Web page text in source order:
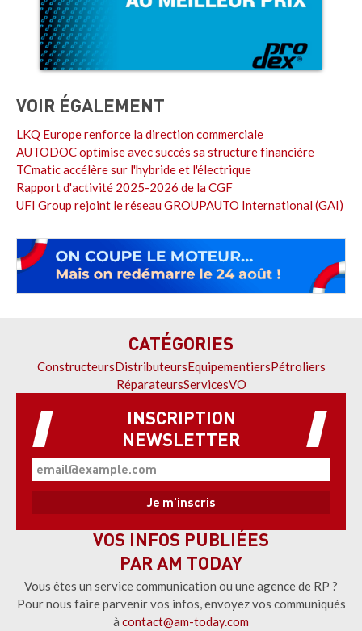
VOIR ÉGALEMENT
LKQ Europe renforce la direction commerciale
AUTODOC optimise avec succès sa structure financière
TCmatic accélère sur l'hybride et l'électrique
Rapport d'activité 2025-2026 de la CGF
UFI Group rejoint le réseau GROUPAUTO International (GAI)
CATÉGORIES
ConstructeursDistributeursEquipementiersPétroliers
RéparateursServicesVO
INSCRIPTION
NEWSLETTER
VOS INFOS PUBLIÉES
PAR AM TODAY
Vous êtes un service communication ou une agence de RP ?
Pour nous faire parvenir vos infos, envoyez vos communiqués
à contact@am-today.com